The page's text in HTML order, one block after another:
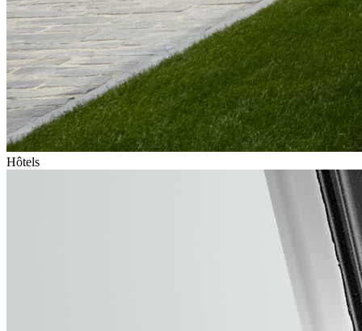
Hôtels